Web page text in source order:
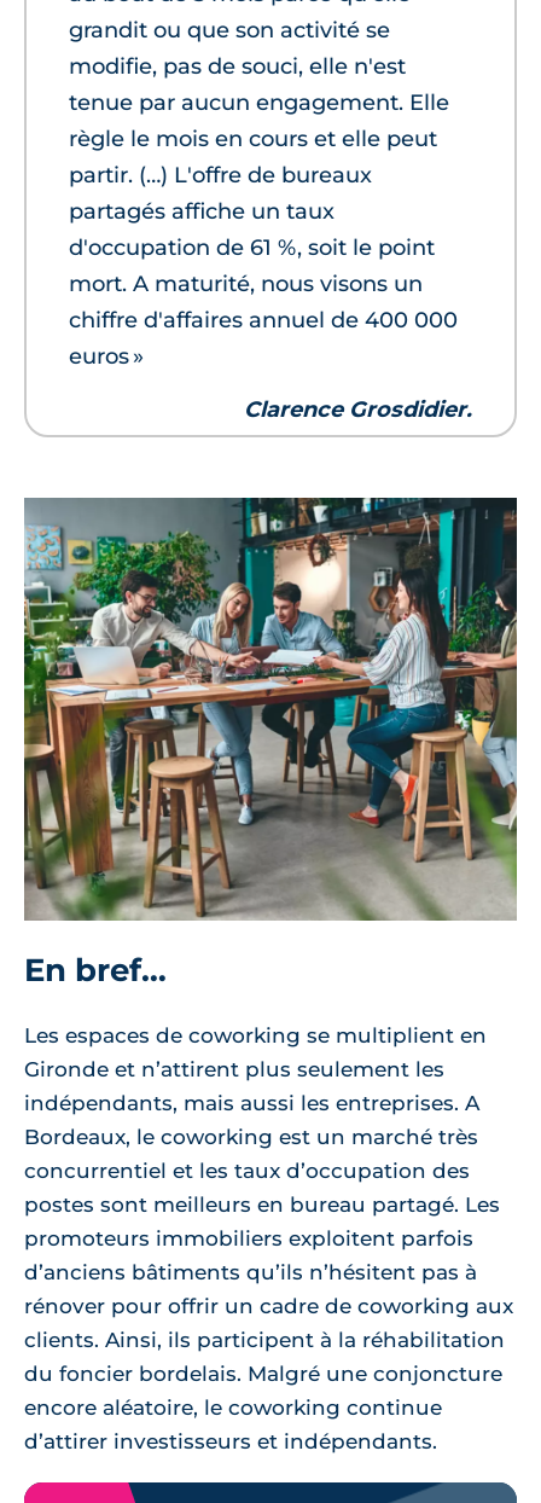
grandit ou que son activité se
modifie, pas de souci, elle n'est
tenue par aucun engagement. Elle
règle le mois en cours et elle peut
partir. (…) L'offre de bureaux
partagés affiche un taux
d'occupation de 61 %, soit le point
mort. A maturité, nous visons un
chiffre d'affaires annuel de 400 000
euros »
Clarence Grosdidier.
En bref…
Les espaces de coworking se multiplient en
Gironde et n’attirent plus seulement les
indépendants, mais aussi les entreprises. A
Bordeaux, le coworking est un marché très
concurrentiel et les taux d’occupation des
postes sont meilleurs en bureau partagé. Les
promoteurs immobiliers exploitent parfois
d’anciens bâtiments qu’ils n’hésitent pas à
rénover pour offrir un cadre de coworking aux
clients. Ainsi, ils participent à la réhabilitation
du foncier bordelais. Malgré une conjoncture
encore aléatoire, le coworking continue
d’attirer investisseurs et indépendants.